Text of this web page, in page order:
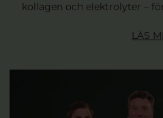
kollagen och elektrolyter –
LÄS